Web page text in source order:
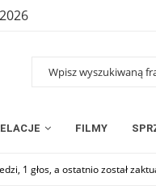
FILMY
1 głos, a ostatnio został